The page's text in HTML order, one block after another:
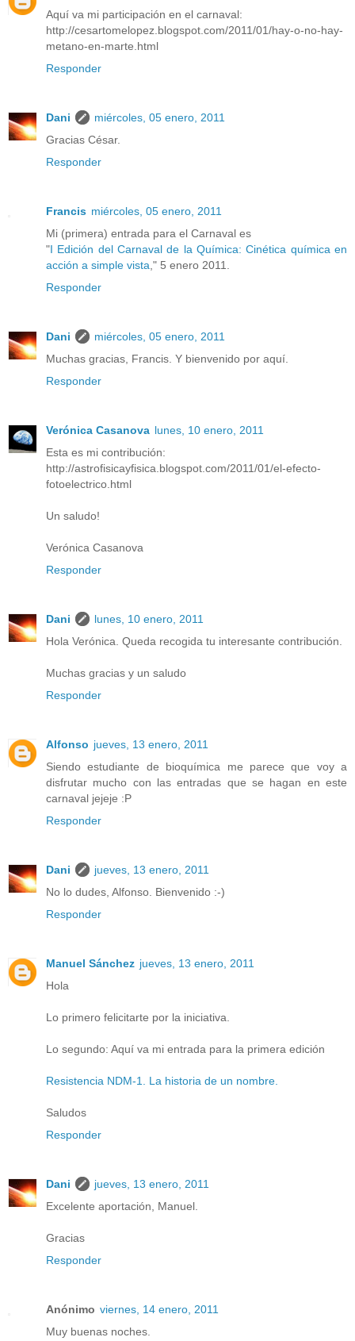
Aquí va mi participación en el carnaval:
http://cesartomelopez.blogspot.com/2011/01/hay-o-no-hay-
metano-en-marte.html
Responder
Dani
miércoles, 05 enero, 2011
Gracias César.
Responder
Francis miércoles, 05 enero, 2011
Mi (primera) entrada para el Carnaval es
"I Edición del Carnaval de la Química: Cinética química en
acción a simple vista ," 5 enero 2011.
Responder
Dani
miércoles, 05 enero, 2011
Muchas gracias, Francis. Y bienvenido por aquí.
Responder
Verónica Casanova lunes, 10 enero, 2011
Esta es mi contribución:
http://astrofisicayfisica.blogspot.com/2011/01/el-efecto-
fotoelectrico.html
Un saludo!
Verónica Casanova
Responder
Dani
lunes, 10 enero, 2011
Hola Verónica. Queda recogida tu interesante contribución.
Muchas gracias y un saludo
Responder
Alfonso jueves, 13 enero, 2011
Siendo estudiante de bioquímica me parece que voy a
disfrutar mucho con las entradas que se hagan en este
carnaval jejeje :P
Responder
Dani
jueves, 13 enero, 2011
No lo dudes, Alfonso. Bienvenido :-)
Responder
Manuel Sánchez jueves, 13 enero, 2011
Hola
Lo primero felicitarte por la iniciativa.
Lo segundo: Aquí va mi entrada para la primera edición
Resistencia NDM-1. La historia de un nombre.
Saludos
Responder
Dani
jueves, 13 enero, 2011
Excelente aportación, Manuel.
Gracias
Responder
Anónimo viernes, 14 enero, 2011
Muy buenas noches.